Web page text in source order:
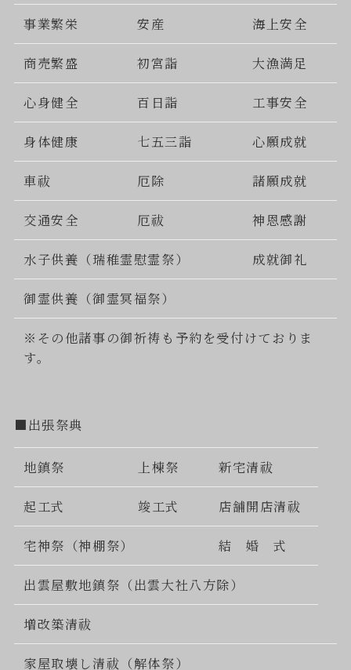
事業繁栄 安産 海上安全
商売繁盛 初宮詣 大漁満足
心身健全 百日詣 工事安全
身体健康 七五三詣 心願成就
車祓 厄除 諸願成就
交通安全 厄祓 神恩感謝
水子供養（瑞稚霊慰霊祭） 成就御礼
御霊供養（御霊冥福祭）
※その他諸事の御祈祷も予約を受付けておりま
す。
■出張祭典
地鎮祭 上棟祭 新宅清祓
起工式 竣工式 店舗開店清祓
宅神祭（神棚祭） 結 婚 式
出雲屋敷地鎮祭（出雲大社八方除）
増改築清祓
家屋取壊し清祓（解体祭）